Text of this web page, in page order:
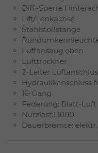
Diff.-Sperre
Lift/Lenkachse
Stahlstoßstange
Luftansaug oben
Lufttrockner
2-Leiter
Hydraulikanschluss
16-Gang
Federung: Blatt-Luft
Nutzlast:13000
Dauerbremse: